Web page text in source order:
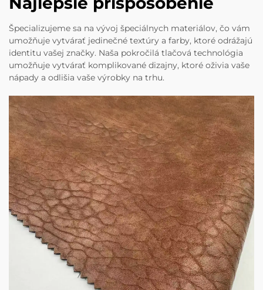
Špecializujeme sa na vývoj špeciálnych materiálov, čo vám
umožňuje vytvárať jedinečné textúry a farby, ktoré odrážajú
identitu vašej značky. Naša pokročilá tlačová technológia
umožňuje vytvárať komplikované dizajny, ktoré oživia vaše
nápady a odlišia vaše výrobky na trhu.